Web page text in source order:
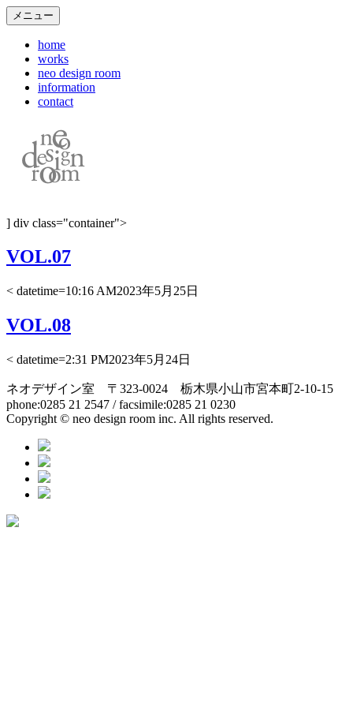
メニュー
home
works
neo design room
information
contact
] div class="container">
VOL.07
< datetime=10:16 AM2023年5月25日
VOL.08
< datetime=2:31 PM2023年5月24日
ネオデザイン室 〒 323-0024 栃木県小山市宮本町2-10-15
phone:0285 21 2547 / facsimile:0285 21 0230
Copyright © neo design room inc. All rights reserved.